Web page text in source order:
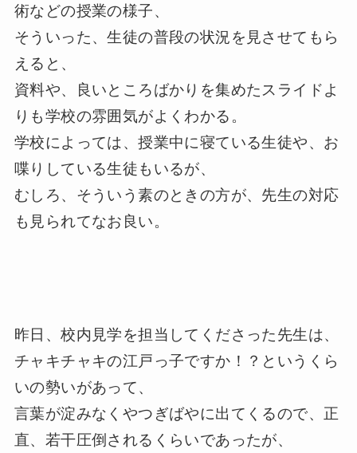
術などの授業の様子、
そういった、生徒の普段の状況を見させてもら
えると、
資料や、良いところばかりを集めたスライドよ
りも学校の雰囲気がよくわかる。
学校によっては、授業中に寝ている生徒や、お
喋りしている生徒もいるが、
むしろ、そういう素のときの方が、先生の対応
も見られてなお良い。
昨日、校内見学を担当してくださった先生は、
チャキチャキの江戸っ子ですか！？というくら
いの勢いがあって、
言葉が淀みなくやつぎばやに出てくるので、正
直、若干圧倒されるくらいであったが、